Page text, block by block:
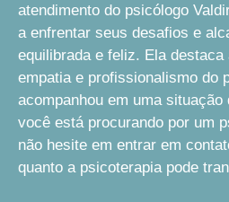
atendimento do psicólogo
a enfrentar seus desafios e
equilibrada e feliz. Ela destaca
empatia e profissionalismo do
acompanhou em uma
você está procurando por um
não hesite em entrar em
quanto a psicoterapia pode